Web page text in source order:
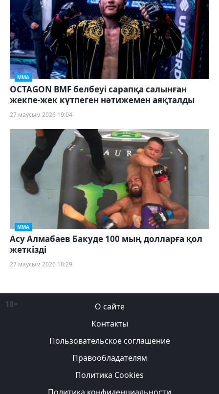
ММА
OCTAGON BMF белбеуі сарапқа салынған
жекпе-жек күтпеген нәтижемен аяқталды
27 маусым 2026 19:04
ММА
Асу Алмабаев Бакуде 100 мың долларға қол
жеткізді
27 маусым 2026 18:29
18+
О сайте
Контакты
Пользовательское соглашение
Правообладателям
Политика Cookies